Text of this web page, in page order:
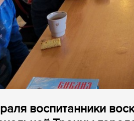
воспитанники